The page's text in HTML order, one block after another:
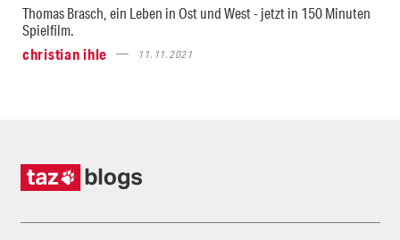
Thomas Brasch, ein Leben in Ost und West - jetzt in 150 Minuten
Spielfilm.
christian ihle
11.11.2021